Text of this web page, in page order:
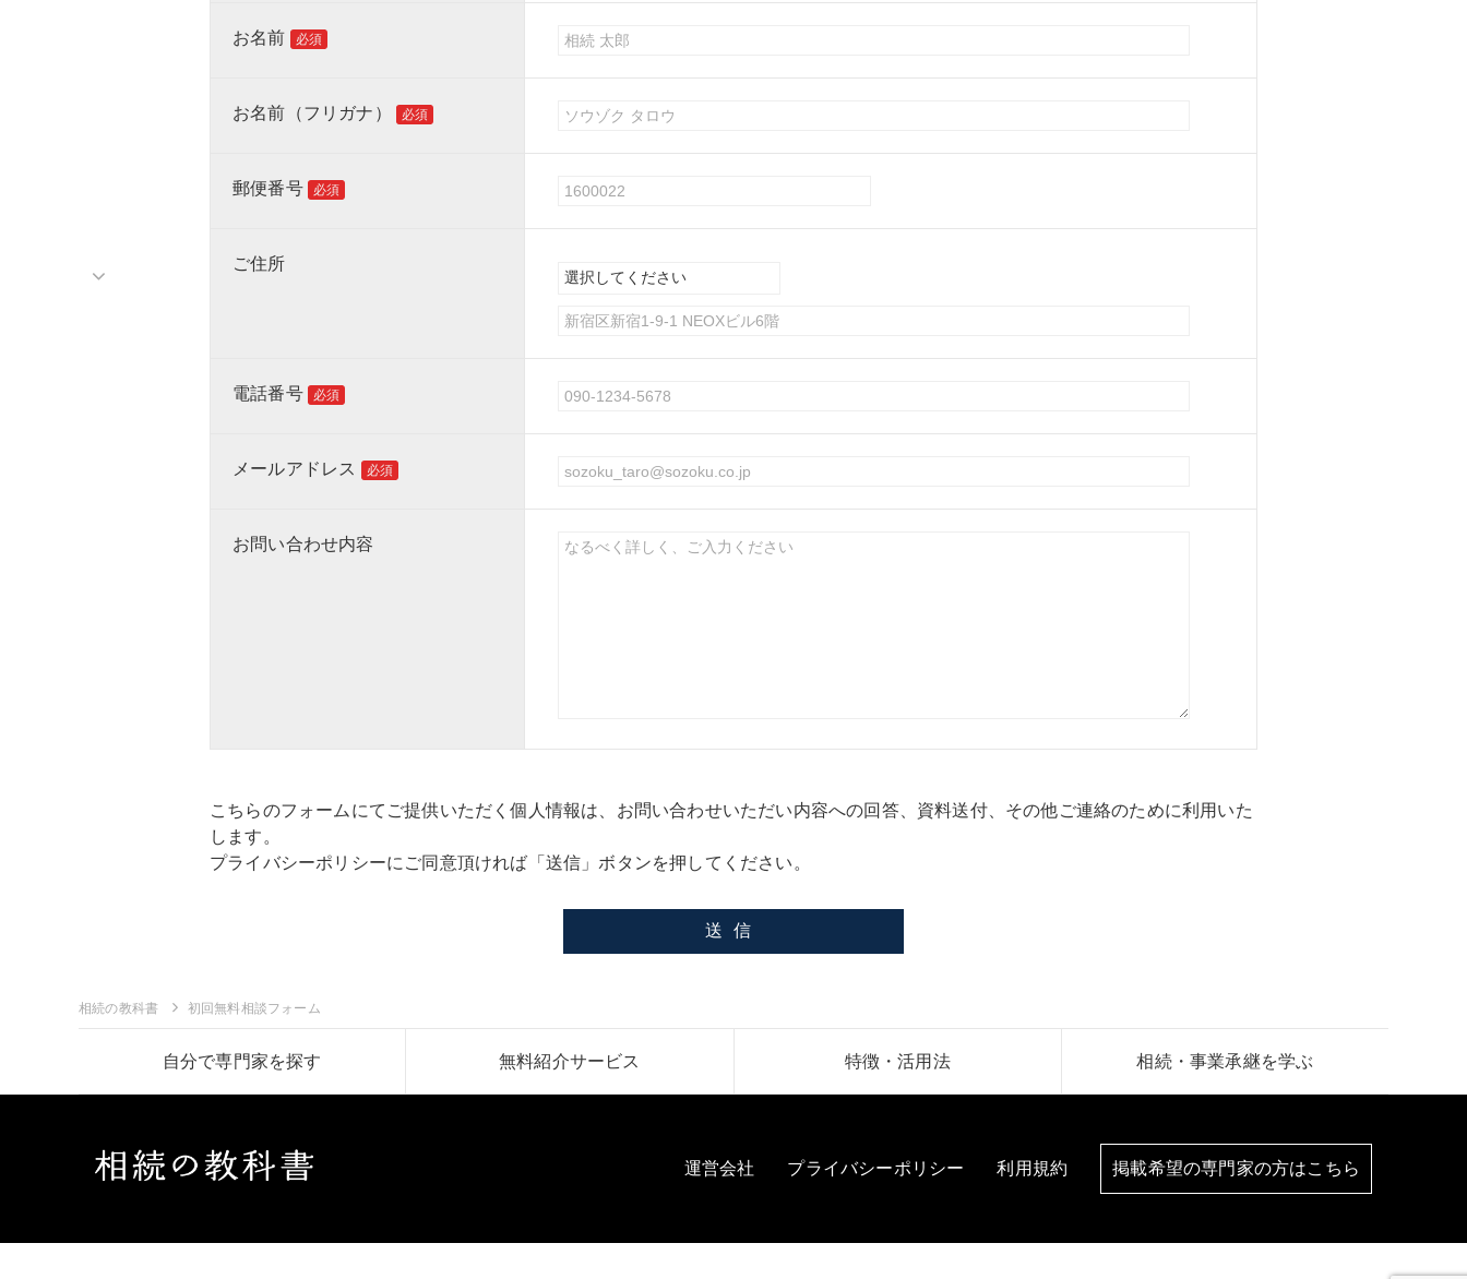
お名前 必須
お名前（フリガナ） 必須
郵便番号 必須
ご住所
電話番号 必須
メールアドレス 必須
お問い合わせ内容
こちらのフォームにてご提供いただく個人情報は、お問い合わせいただい内容への回答、資料送付、その他ご連絡のために利用いた
します。
プライバシーポリシーにご同意頂ければ「送信」ボタンを押してください。
相続の教科書 初回無料相談フォーム
自分で専門家を探す 無料紹介サービス 特徴・活用法 相続・事業承継を学ぶ
運営会社 プライバシーポリシー 利用規約 掲載希望の専門家の方はこちら